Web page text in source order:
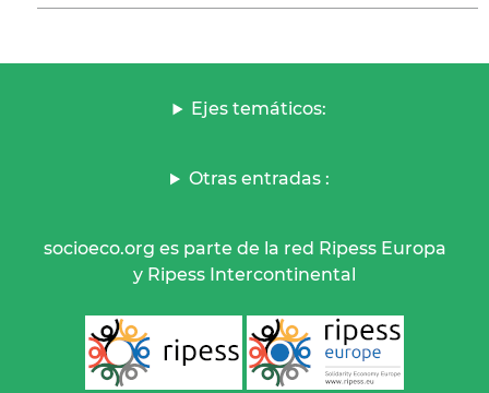
Ejes temáticos:
Otras entradas :
socioeco.org es parte de la red Ripess Europa
y Ripess Intercontinental